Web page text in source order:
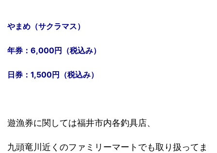
やまめ（サクラマス）
年券：6,000円（税込み）
日券：1,500円（税込み）
遊漁券に関しては福井市内各釣具店、
九頭竜川近くのファミリーマートでも取り扱ってま